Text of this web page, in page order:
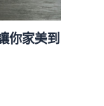
你家美到